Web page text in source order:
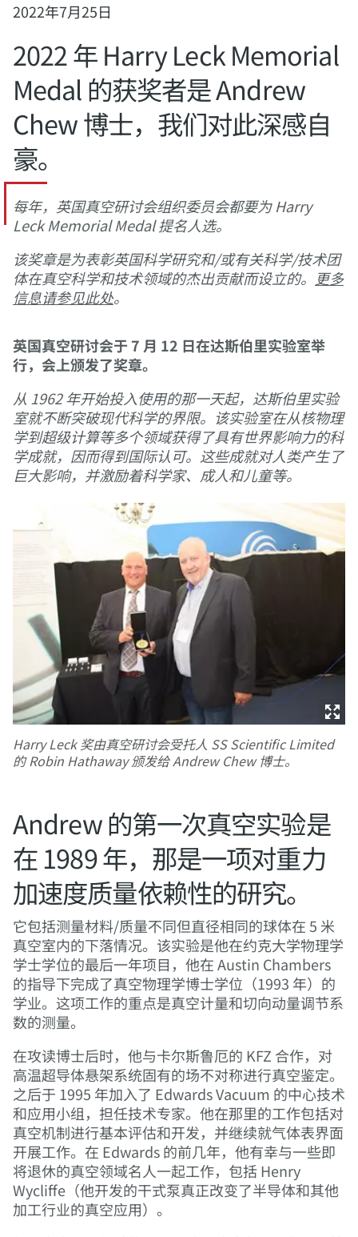
2022年7月25日
2022 年 Harry Leck Memorial
Medal 的获奖者是 Andrew
Chew 博士，我们对此深感自
豪。
每年，英国真空研讨会组织委员会都要为 Harry
Leck Memorial Medal 提名人选。
该奖章是为表彰英国科学研究和/或有关科学/技术团
体在真空科学和技术领域的杰出贡献而设立的。 更多
信息请参见此处。
英国真空研讨会于 7 月 12 日在达斯伯里实验室举
行，会上颁发了奖章。
从 1962 年开始投入使用的那一天起，达斯伯里实验
室就不断突破现代科学的界限。该实验室在从核物理
学到超级计算等多个领域获得了具有世界影响力的科
学成就，因而得到国际认可。这些成就对人类产生了
巨大影响，并激励着科学家、成人和儿童等。
Harry Leck 奖由真空研讨会受托人 SS Scientific Limited
的 Robin Hathaway 颁发给 Andrew Chew 博士。
Andrew 的第一次真空实验是
在 1989 年，那是一项对重力
加速度质量依赖性的研究。
它包括测量材料/质量不同但直径相同的球体在 5 米
真空室内的下落情况。该实验是他在约克大学物理学
学士学位的最后一年项目，他在 Austin Chambers
的指导下完成了真空物理学博士学位（1993 年）的
学业。这项工作的重点是真空计量和切向动量调节系
数的测量。
在攻读博士后时，他与卡尔斯鲁厄的 KFZ 合作，对
高温超导体悬架系统固有的场不对称进行真空鉴定。
之后于 1995 年加入了 Edwards Vacuum 的中心技术
和应用小组，担任技术专家。他在那里的工作包括对
真空机制进行基本评估和开发，并继续就气体表界面
开展工作。在 Edwards 的前几年，他有幸与一些即
将退休的真空领域名人一起工作，包括 Henry
Wycliffe（他开发的干式泵真正改变了半导体和其他
加工行业的真空应用）。